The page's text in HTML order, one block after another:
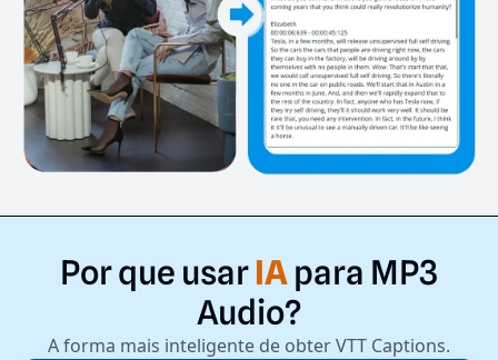
Porque usarIApara MP3
Audio?
A forma mais inteligente de obter VTT Captions.